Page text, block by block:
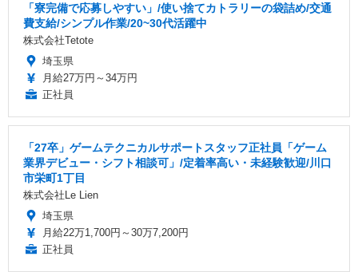
「寮完備で応募しやすい」/使い捨てカトラリーの袋詰め/交通
費支給/シンプル作業/20~30代活躍中
株式会社Tetote
埼玉県
月給27万円～34万円
正社員
「27卒」ゲームテクニカルサポートスタッフ正社員「ゲーム
業界デビュー・シフト相談可」/定着率高い・未経験歓迎/川口
市栄町1丁目
株式会社Le Lien
埼玉県
月給22万1,700円～30万7,200円
正社員